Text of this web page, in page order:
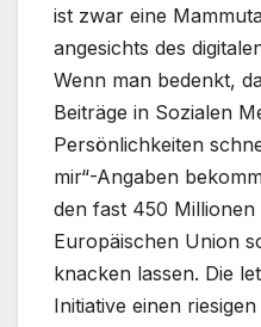
ist zwar eine
angesichts des
Wenn man bedenkt,
Beiträge in Sozialen
Persönlichkeiten
mir“-Angaben
den fast 450
Europäischen Union
knacken lassen. Die
Initiative einen